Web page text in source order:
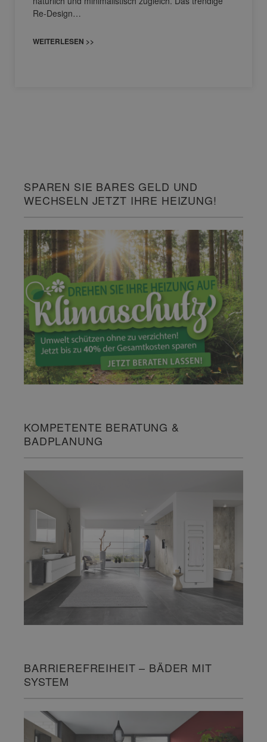
Re-Design…
WEITERLESEN >>
SPAREN SIE BARES GELD UND
WECHSELN JETZT IHRE HEIZUNG!
KOMPETENTE BERATUNG &
BADPLANUNG
BARRIEREFREIHEIT – BÄDER MIT
SYSTEM